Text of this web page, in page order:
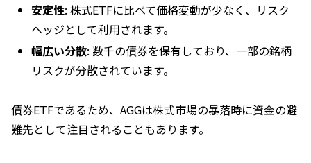
安定性: 株式ETFに比べて価格変動が少なく、リスク
ヘッジとして利用されます。
幅広い分散: 数千の債券を保有しており、一部の銘柄
リスクが分散されています。
債券ETFであるため、AGGは株式市場の暴落時に資金の避
難先として注目されることもあります。